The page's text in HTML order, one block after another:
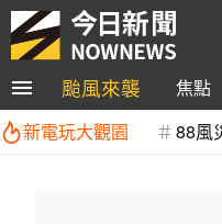
颱風來襲 焦點
新電玩大觀園
88風